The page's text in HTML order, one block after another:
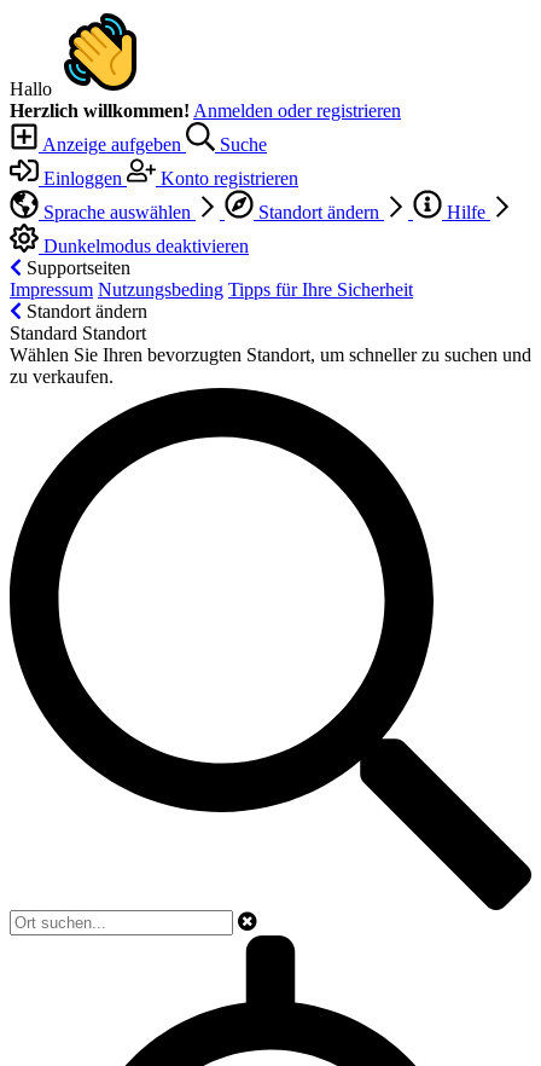
Hallo
Herzlich willkommen! Anmelden oder registrieren
Anzeige aufgeben
Suche
Einloggen
Konto registrieren
Sprache auswählen
Standort ändern
Hilfe
Dunkelmodus deaktivieren
Supportseiten
Impressum Nutzungsbeding Tipps für Ihre Sicherheit
Standort ändern
Standard Standort
Wählen Sie Ihren bevorzugten Standort, um schneller zu suchen und
zu verkaufen.